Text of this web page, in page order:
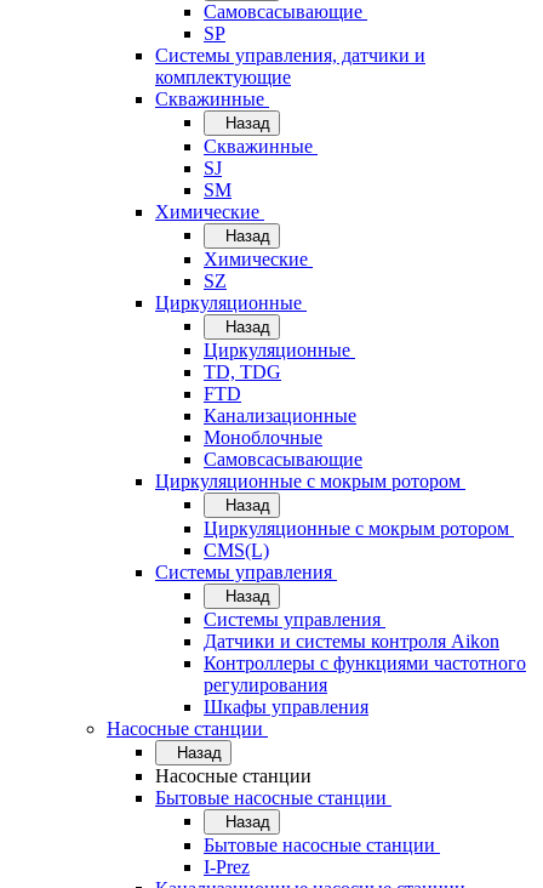
Самовсасывающие
SP
Системы управления, датчики и
комплектующие
Скважинные
Назад
Скважинные
SJ
SM
Химические
Назад
Химические
SZ
Циркуляционные
Назад
Циркуляционные
TD, TDG
FTD
Канализационные
Моноблочные
Самовсасывающие
Циркуляционные с мокрым ротором
Назад
Циркуляционные с мокрым ротором
CMS(L)
Системы управления
Назад
Системы управления
Датчики и системы контроля Aikon
Контроллеры с функциями частотного
регулирования
Шкафы управления
Насосные станции
Назад
Насосные станции
Бытовые насосные станции
Назад
Бытовые насосные станции
I-Prez